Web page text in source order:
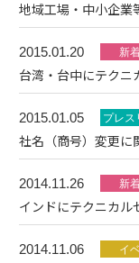
地域工場・中小企業
2015.01.20
台湾・台中にテクニ
2015.01.05
社名（商号）変更に
2014.11.26
インドにテクニカル
2014.11.06